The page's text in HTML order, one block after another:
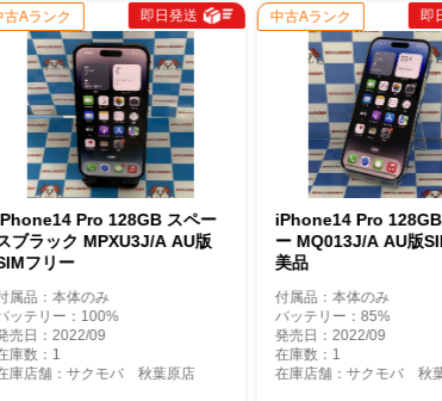
即日発送
スペー
A AU版
バ 秋葉原店
中古Aランク 即日発送
iPhone14 Pro 128GB シルバ
ー MQ013J/A AU版SIMフリー
付属品：本体のみ
バッテリー：85%
発売日：2022/09
在庫店舗：サクモバ 秋葉原店